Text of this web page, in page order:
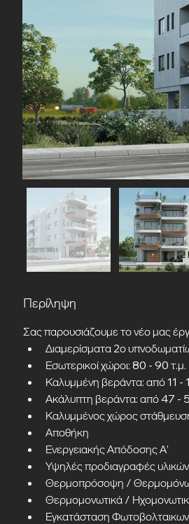
Περίληψη
Σας παρουσιάζουμε το νέο μας
Διαμερίσματα 2ο
Εσωτερικοί χώροι: 80 - 90 τ.μ.
Καλυμμένη βεράντα: από 11 -
Ακάλυπτη βεράντα: από 47 -
Καλυμμένος χώρος
Αποθήκη
Ενεργειακής Απόδοσης Α’
Υψηλές προδιαγραφές υλικών
Θερμοπρόσοψη /
Θερμομονωτικά /
Εγκατάσταση